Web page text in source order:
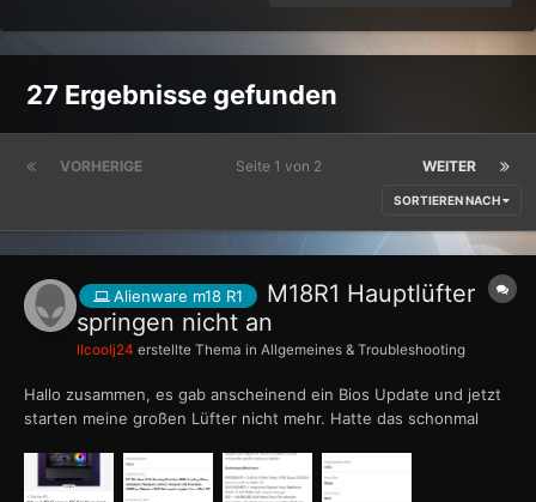
27 Ergebnisse gefunden
VORHERIGE WEITER
Seite 1 von 2
SORTIEREN NACH
Alienware m18 R1
M18R1 Hauptlüfter
springen nicht an
llcoolj24 erstellte Thema in Allgemeines & Troubleshooting
Hallo zusammen, es gab anscheinend ein Bios Update und jetzt
starten meine großen Lüfter nicht mehr. Hatte das schonmal
ohne Erfolg. Kommt immer die Meldung: Bios Update blocked
due to unsopported downgrade. Weiß jetzt...